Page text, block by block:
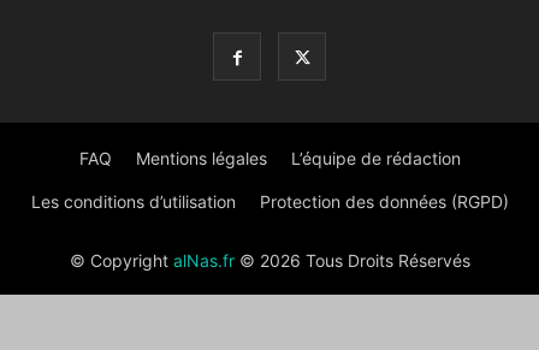
FAQ Mentions légales L’équipe de rédaction
Les conditions d’utilisation Protection des données (RGPD)
© Copyright alNas.fr© 2026 Tous Droits Réservés